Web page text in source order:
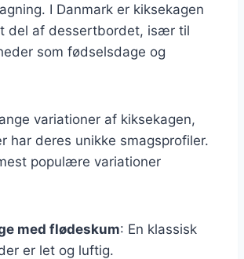
I Danmark er kiksekagen
del af dessertbordet, især til
som fødselsdage og
variationer af kiksekagen,
har deres unikke smagsprofiler.
populære variationer
med flødeskum: En klassisk
er let og luftig.